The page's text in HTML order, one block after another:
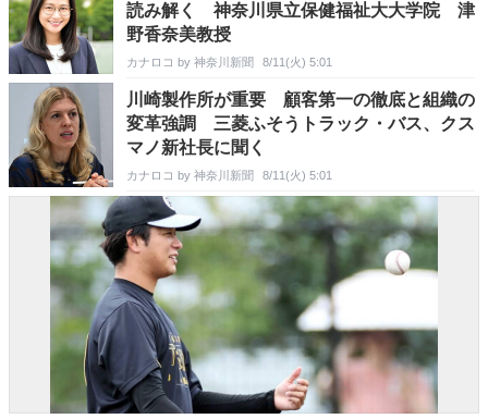
読み解く 神奈川県立保健福祉大大学院 津
野香奈美教授
カナロコ by 神奈川新聞 8/11(火) 5:01
川崎製作所が重要 顧客第一の徹底と組織の
変革強調 三菱ふそうトラック・バス、クス
マノ新社長に聞く
カナロコ by 神奈川新聞 8/11(火) 5:01